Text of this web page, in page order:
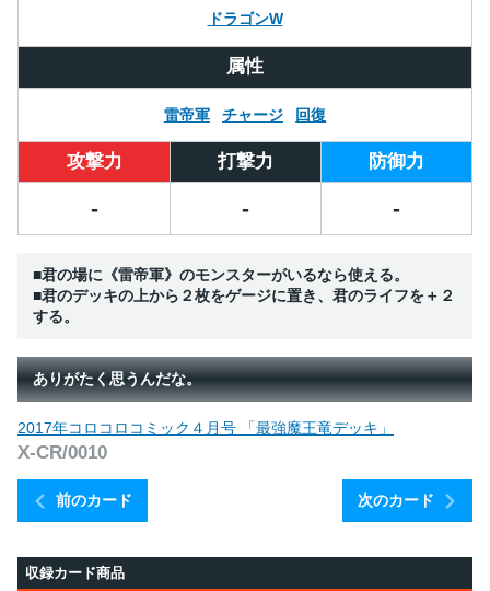
ドラゴンW
属性
雷帝軍 チャージ 回復
攻撃力 打撃力 防御力
- - -
■君の場に《雷帝軍》のモンスターがいるなら使える。
■君のデッキの上から２枚をゲージに置き、君のライフを＋２
する。
ありがたく思うんだな。
前のカード
2017年コロコロコミック４月号 「最強魔王竜デッキ」
X-CR/0010
次のカード
収録カード商品